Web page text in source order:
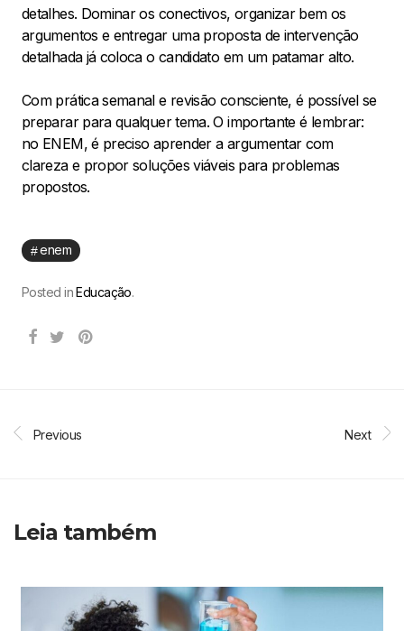
detalhes. Dominar os conectivos, organizar bem os
argumentos e entregar uma proposta de intervenção
detalhada já coloca o candidato em um patamar alto.
Com prática semanal e revisão consciente, é possível se
preparar para qualquer tema. O importante é lembrar:
no ENEM, é preciso aprender a argumentar com
clareza e propor soluções viáveis para problemas
propostos.
enem
Posted inEducação.
Previous Next
Leia também